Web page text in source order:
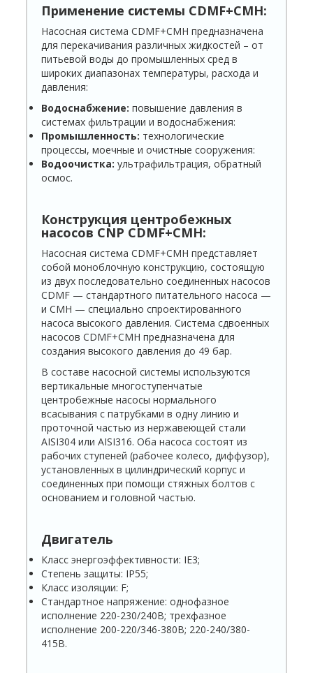
Применение системы CDMF+CMH:
Насосная система CDMF+CMH предназначена
для перекачивания различных жидкостей – от
питьевой воды до промышленных сред в
широких диапазонах температуры, расхода и
давления:
Водоснабжение: повышение давления в
системах фильтрации и водоснабжения:
Промышленность: технологические
процессы, моечные и очистные сооружения:
Водоочистка: ультрафильтрация, обратный
осмос.
Конструкция центробежных
насосов CNP CDMF+CMH:
Насосная система CDMF+CMH представляет
собой моноблочную конструкцию, состоящую
из двух последовательно соединенных насосов
CDMF — стандартного питательного насоса —
и CMH — специально спроектированного
насоса высокого давления. Система сдвоенных
насосов CDMF+CMH предназначена для
создания высокого давления до 49 бар.
В составе насосной системы используются
вертикальные многоступенчатые
центробежные насосы нормального
всасывания с патрубками в одну линию и
проточной частью из нержавеющей стали
AISI304 или AISI316. Оба насоса состоят из
рабочих ступеней (рабочее колесо, диффузор),
установленных в цилиндрический корпус и
соединенных при помощи стяжных болтов с
основанием и головной частью.
Двигатель
Класс энергоэффективности: IE3;
Степень защиты: IP55;
Класс изоляции: F;
Стандартное напряжение: однофазное
исполнение 220-230/240В; трехфазное
исполнение 200-220/346-380В; 220-240/380-
415В.